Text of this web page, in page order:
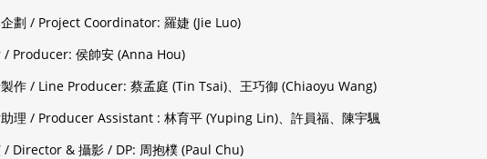
劃 / Project Coordinator: 羅婕 (Jie Luo)
/ Producer: 侯帥安 (Anna Hou)
作 / Line Producer: 蔡孟庭 (Tin Tsai)、王巧御 (Chiaoyu Wang)
理 / Producer Assistant : 林育平 (Yuping Lin)、許員福、陳宇颿
/ Director & 攝影 / DP: 周抱樸 (Paul Chu)